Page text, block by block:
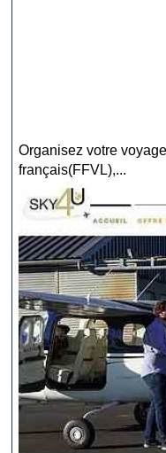
Organisez votre
français(FFVL),...